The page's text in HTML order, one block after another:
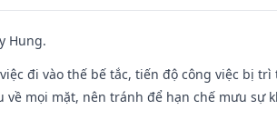
Hung.
đi vào thế bế tắc, tiến độ công việc bị
về mọi mặt, nên tránh để hạn chế mưu sự